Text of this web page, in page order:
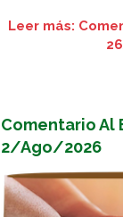
Leer más:
Comentario Al
2/Ago/2026